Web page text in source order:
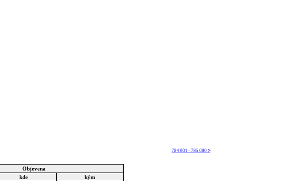
784 001 - 785 000 >
Objevena
kde
kým